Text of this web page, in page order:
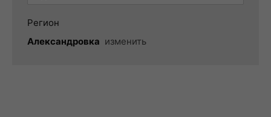
Регион
Александровка изменить